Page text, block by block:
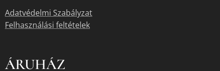
Adatvédelmi Szabályzat
Felhasználási feltételek
ÁRUHÁZ